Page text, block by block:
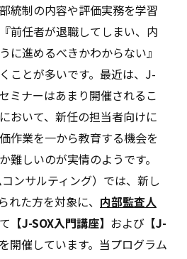
統制の内容や評価実務を学習
前任者が退職してしまい、内
に進めるべきかわからない』
ことが多いです。最近は、J-
ミナーはあまり開催されるこ
おいて、新任の担当者向けに
作業を一から教育する機会を
難しいのが実情のようです。
ンサルティング）では、新し
れた方を対象に、 内部監査人
【J-SOX入門講座】 および 【J-
を開催しています。当プログラム